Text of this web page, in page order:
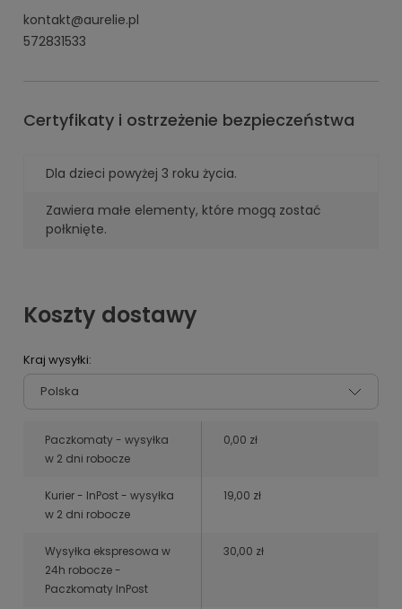
kontakt@aurelie.pl
572831533
Certyfikaty i ostrzeżenie bezpieczeństwa
Dla dzieci powyżej 3 roku życia.
Zawiera małe elementy, które mogą zostać
połknięte.
Koszty dostawy
Kraj wysyłki:
Paczkomaty - wysyłka
w 2 dni robocze
0,00 zł
Kurier - InPost - wysyłka
w 2 dni robocze
19,00 zł
Wysyłka ekspresowa w
24h robocze -
Paczkomaty InPost
30,00 zł